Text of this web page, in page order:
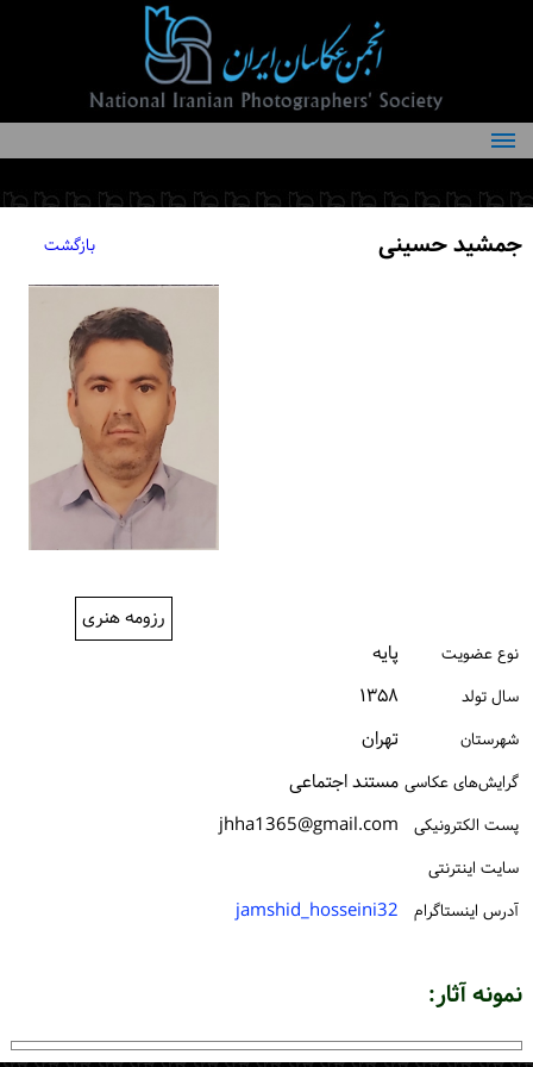
درباره انجمن
کمیته‌های انجمن
جمشید حسینی بازگشت
رزومه هنری
نوع عضویت پایه
سال تولد ۱۳۵۸
شهرستان تهران
گرایش‌های عکاسی مستند اجتماعی
پست الكترونیكی jhha1365@gmail.com
سایت اینترنتی
آدرس اینستاگرام
jamshid_hosseini32
نمونه آثار: